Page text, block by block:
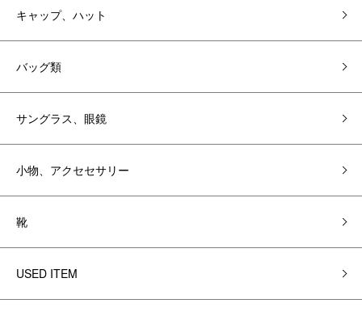
キャップ、ハット
バッグ類
サングラス、眼鏡
小物、アクセセサリー
靴
USED ITEM